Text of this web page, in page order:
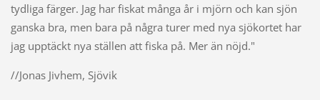
tydliga färger. Jag har fiskat många år i mjörn och kan sjön
ganska bra, men bara på några turer med nya sjökortet har
jag upptäckt nya ställen att fiska på. Mer än nöjd."
//Jonas Jivhem, Sjövik